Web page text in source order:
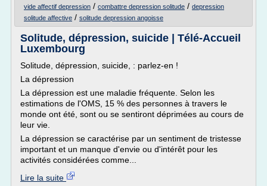
vide affectif depression / combattre depression solitude / depression
solitude affective / solitude depression angoisse
Solitude, dépression, suicide | Télé-Accueil
Luxembourg
Solitude, dépression, suicide, : parlez-en !
La dépression
La dépression est une maladie fréquente. Selon les
estimations de l'OMS, 15 % des personnes à travers le
monde ont été, sont ou se sentiront déprimées au cours de
leur vie.
La dépression se caractérise par un sentiment de tristesse
important et un manque d'envie ou d'intérêt pour les
activités considérées comme...
Lire la suite